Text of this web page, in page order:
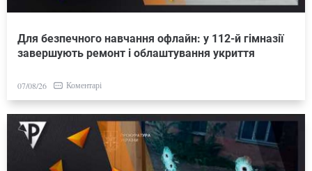
Для безпечного навчання офлайн: у 112-й гімназії
завершують ремонт і облаштування укриття
07/08/26 Коментарі